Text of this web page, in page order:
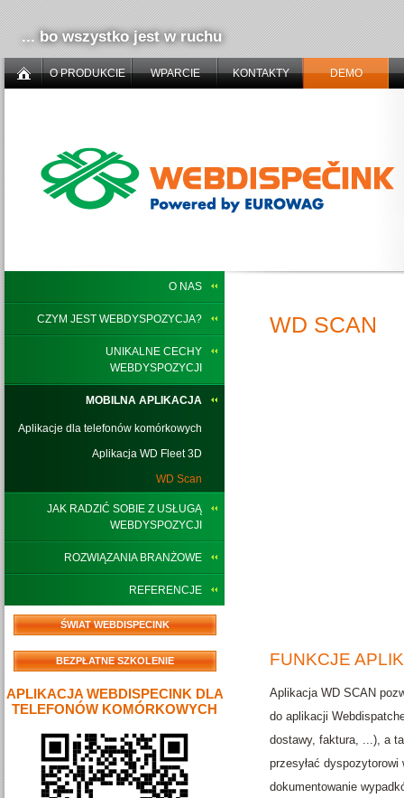
... bo wszystko jest w ruchu
O PRODUKCIE WPARCIE KONTAKTY DEMO
O NAS
CZYM JEST WEBDYSPOZYCJA?
UNIKALNE CECHY
WEBDYSPOZYCJI
MOBILNA APLIKACJA
Aplikacje dla telefonów komórkowych
Aplikacja WD Fleet 3D
WD Scan
JAK RADZIĆ SOBIE Z USŁUGĄ
WEBDYSPOZYCJI
ROZWIĄZANIA BRANŻOWE
REFERENCJE
ŚWIAT WEBDISPECINK
BEZPŁATNE SZKOLENIE
APLIKACJA WEBDISPECINK DLA
TELEFONÓW KOMÓRKOWYCH
WD SCAN
FUNKCJE
Aplikacja WD SCAN
do aplikacji
dostawy, faktura, ...), a
przesyłać
dokumentowanie